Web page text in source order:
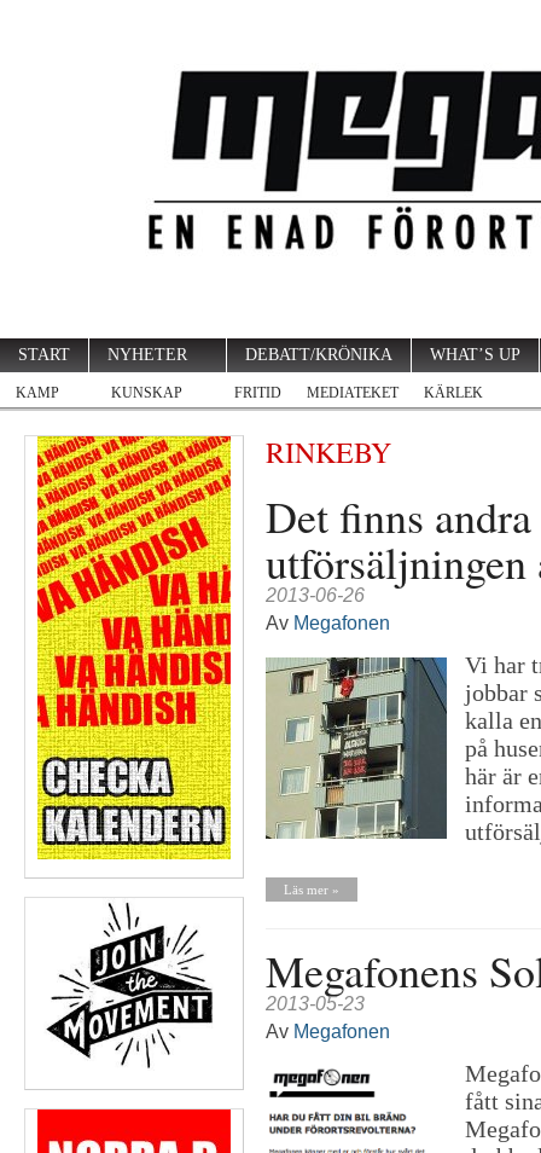
START NYHETER DEBATT/KRÖNIKA WHAT’S UP
KAMP KUNSKAP FRITID MEDIATEKET KÄRLEK
RINKEBY
Det finns
2013-06-26
Av Megafonen
Vi har
jobbar
kalla
på
här är
Läs mer »
Megafonens
2013-05-23
Av Megafonen
fått